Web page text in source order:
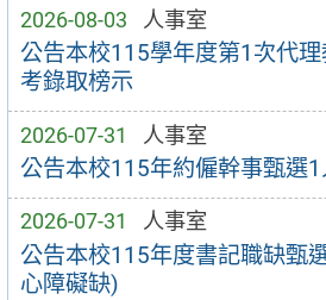
2026-08-03 人事室
公告本校115學年度第1次代
考錄取榜示
2026-07-31 人事室
公告本校115年約僱幹事甄選1
2026-07-31 人事室
公告本校115年度書記職缺甄
心障礙缺)